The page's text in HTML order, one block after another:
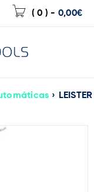
( 0 ) - 0,00€
›
LEISTER